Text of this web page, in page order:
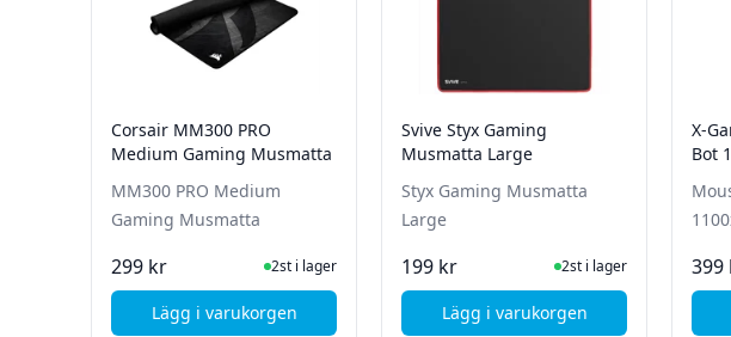
Corsair MM300 PRO
Medium Gaming Musmatta
MM300 PRO Medium
Gaming Musmatta
299 kr I Lager2st i lager
Lägg i varukorgen, Corsair MM300 PRO Medium Gaming Musmatta
Svive Styx Gaming
Musmatta Large
Styx Gaming Musmatta
Large
199 kr I Lager2st i lager
Lägg i varukorgen, Svive Styx Gaming
X-
Bot
399